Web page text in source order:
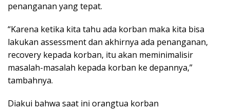
penanganan yang tepat.
“Karena ketika kita tahu ada korban maka kita bisa
lakukan assessment dan akhirnya ada penanganan,
recovery kepada korban, itu akan meminimalisir
masalah-masalah kepada korban ke depannya,”
tambahnya.
Diakui bahwa saat ini orangtua korban